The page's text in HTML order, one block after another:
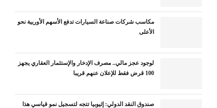
مكاسب شركات صناعة السيارات تدفع الأسهم الأوربية نحو
الأعلى
لوجود عجز مالي.. مصرف الإدخار والإستثمار العقاري يجهز
100 قرض فقط للإعلان عنهم قريبا
صندوق النقد الدولي: إثيوبيا تتجه لتسجيل نمو قياسي هذا